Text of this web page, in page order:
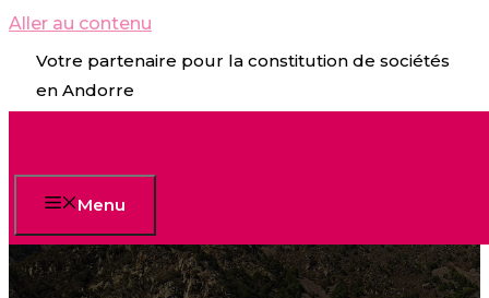
Aller au contenu
Votre partenaire pour la constitution de sociétés
en Andorre
Menu